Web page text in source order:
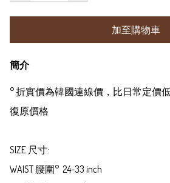
加至購物車
簡介
° 折實價為韓國連線價，比日常定價
復原價格
SIZE 尺寸:
WAIST 腰圍°  24-33 inch